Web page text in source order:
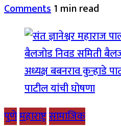
Comments1 min read
पुणेमहाराष्ट्रसामाजिक